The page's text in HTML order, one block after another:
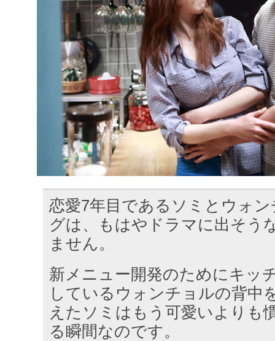
恋愛7年目であるソミとウォ
グは、もはやドラマに出そう
ません。
新メニュー開発のためにキッ
しているウォンチョルの背中
えたソミはもう可愛いよりも
る瞬間なのです。